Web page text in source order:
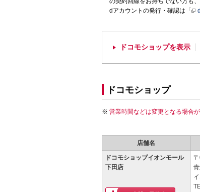
dアカウントの発行・確認は「
ドコモショップを表示
ドコモショップ
営業時間などは変更となる場合
店舗名
ドコモショップイオンモール
下田店